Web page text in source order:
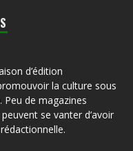
d’édition
la culture sous
de magazines
se vanter d’avoir